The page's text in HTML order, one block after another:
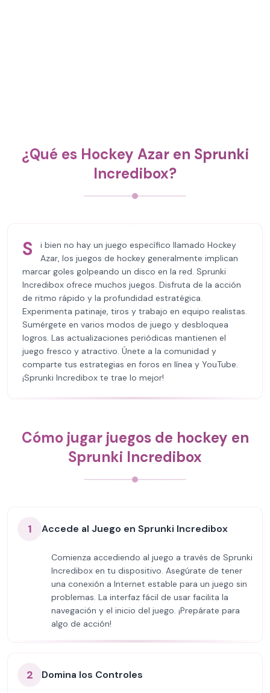
¿Qué es Hockey Azar en Sprunki
Incredibox?
S
i bien no hay un juego específico llamado Hockey
Azar, los juegos de hockey generalmente implican
marcar goles golpeando un disco en la red. Sprunki
Incredibox ofrece muchos juegos. Disfruta de la acción
de ritmo rápido y la profundidad estratégica.
Experimenta patinaje, tiros y trabajo en equipo realistas.
Sumérgete en varios modos de juego y desbloquea
logros. Las actualizaciones periódicas mantienen el
juego fresco y atractivo. Únete a la comunidad y
comparte tus estrategias en foros en línea y YouTube.
¡Sprunki Incredibox te trae lo mejor!
Cómo jugar juegos de hockey en
Sprunki Incredibox
1 Accede al Juego en Sprunki Incredibox
Comienza accediendo al juego a través de Sprunki
Incredibox en tu dispositivo. Asegúrate de tener
una conexión a Internet estable para un juego sin
problemas. La interfaz fácil de usar facilita la
navegación y el inicio del juego. ¡Prepárate para
algo de acción!
2 Domina los Controles